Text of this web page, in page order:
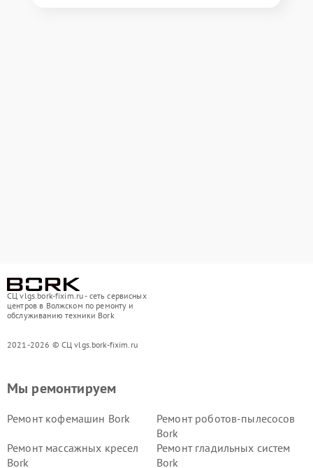
СЦ vlgs.bork-fixim.ru - сеть сервисных
центров в Волжском по ремонту и
обслуживанию техники Bork
2021-2026 © СЦ vlgs.bork-fixim.ru
Мы ремонтируем
Ремонт кофемашин Bork
Ремонт роботов-пылесосов
Bork
Ремонт массажных кресел
Bork
Ремонт гладильных систем
Bork